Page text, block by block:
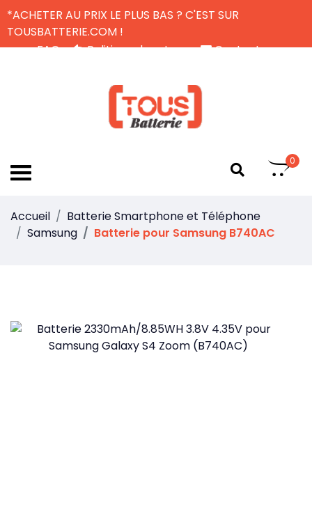
*ACHETER AU PRIX LE PLUS BAS ? C'EST SUR
TOUSBATTERIE.COM !
FAQ
Politique de retour
Contactez-nous
0
Accueil
Batterie Smartphone et Téléphone
Samsung
Batterie pour Samsung B740AC